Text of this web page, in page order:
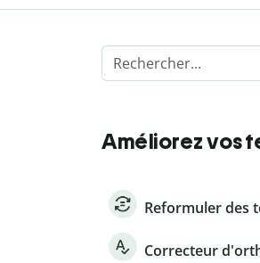
Améliorez vos
Reformuler des
Correcteur